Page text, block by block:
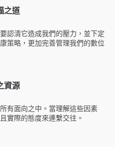
之道
認清它造成我們的壓力，並下定
策略，更加完善管理我們的數位
資源
有面向之中。當理解這些因素
實際的態度來連繫交往。